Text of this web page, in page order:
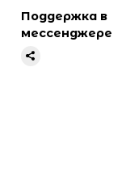
Поддержка в
мессенджере